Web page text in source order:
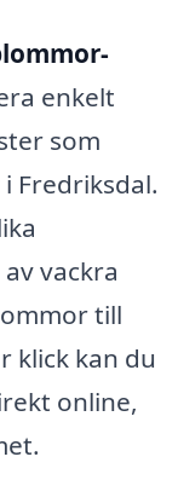
enkelt
som
Fredriksdal.
vackra
till
klick kan du
online,